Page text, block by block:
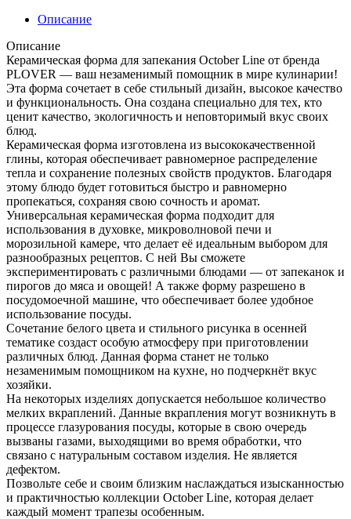
Описание
Описание
Керамическая форма для запекания October Line от бренда
PLOVER — ваш незаменимый помощник в мире кулинарии!
Эта форма сочетает в себе стильный дизайн, высокое качество
и функциональность. Она создана специально для тех, кто
ценит качество, экологичность и неповторимый вкус своих
блюд.
Керамическая форма изготовлена из высококачественной
глины, которая обеспечивает равномерное распределение
тепла и сохранение полезных свойств продуктов. Благодаря
этому блюдо будет готовиться быстро и равномерно
пропекаться, сохраняя свою сочность и аромат.
Универсальная керамическая форма подходит для
использования в духовке, микроволновой печи и
морозильной камере, что делает её идеальным выбором для
разнообразных рецептов. С ней Вы сможете
экспериментировать с различными блюдами — от запеканок и
пирогов до мяса и овощей! А также форму разрешено в
посудомоечной машине, что обеспечивает более удобное
использование посуды.
Сочетание белого цвета и стильного рисунка в осенней
тематике создаст особую атмосферу при приготовлении
различных блюд. Данная форма станет не только
незаменимым помощником на кухне, но подчеркнёт вкус
хозяйки.
На некоторых изделиях допускается небольшое количество
мелких вкраплений. Данные вкрапления могут возникнуть в
процессе глазурования посуды, которые в свою очередь
вызваны газами, выходящими во время обработки, что
связано с натуральным составом изделия. Не является
дефектом.
Позвольте себе и своим близким наслаждаться изысканностью
и практичностью коллекции October Line, которая делает
каждый момент трапезы особенным.